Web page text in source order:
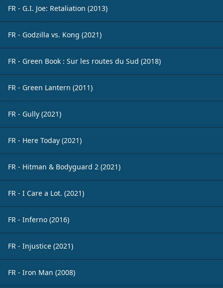
FR - G.I. Joe: Retaliation (2013)
FR - Godzilla vs. Kong (2021)
FR - Green Book : Sur les routes du Sud (2018)
FR - Green Lantern (2011)
FR - Gully (2021)
FR - Here Today (2021)
FR - Hitman & Bodyguard 2 (2021)
FR - I Care a Lot. (2021)
FR - Inferno (2016)
FR - Injustice (2021)
FR - Iron Man (2008)